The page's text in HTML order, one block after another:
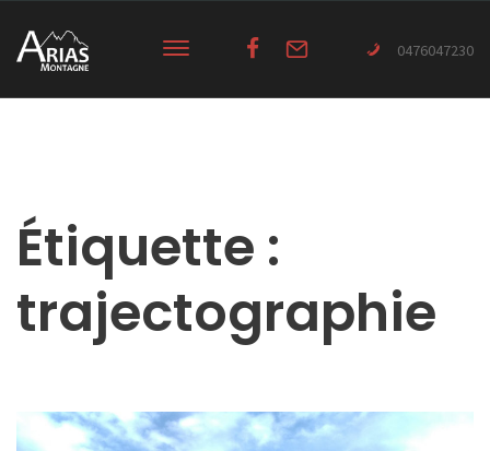
0476047230
Étiquette :
trajectographie